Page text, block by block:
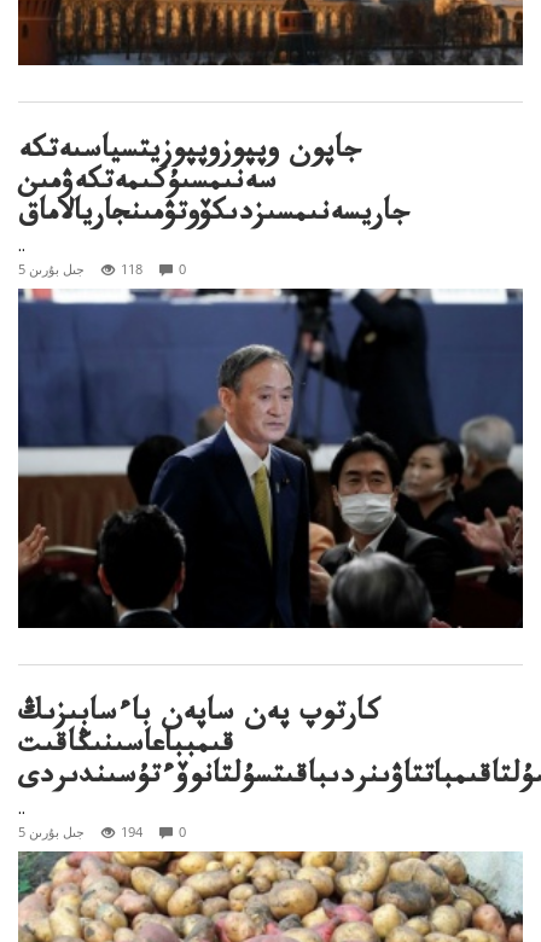
جاپون وپپوزوپپوزيتسياسىەتكە
سەنىمسىۇكىمەتكەۋمىن
جاريسەنىمسىزدىكۆوتۋمىنجاريالاماق
..
5 جىل بۇرىن 118 0
كارتوپ پەن ساپەن باءسابىزىڭ
قىمبباعاسىنىڭاقىت
..
5 جىل بۇرىن 194 0